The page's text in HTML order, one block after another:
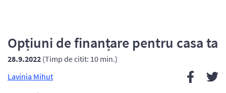
Opțiuni de finanțare pentru casa ta
28.9.2022 (Timp de citit: 10 min.)
Lavinia Mihut